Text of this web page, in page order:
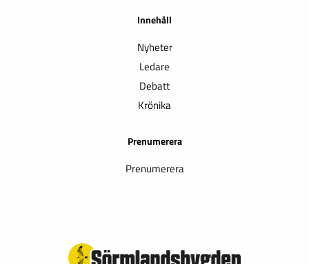
Innehåll
Nyheter
Ledare
Debatt
Krönika
Prenumerera
Prenumerera